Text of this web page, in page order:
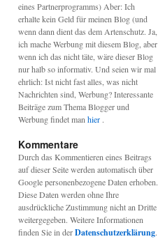
eines Partnerprogramms) Aber: Ich
erhalte kein Geld für meinen Blog (und
wenn dann dient das dem Artenschutz. Ja,
ich mache Werbung mit diesem Blog, aber
wenn ich das nicht täte, wäre dieser Blog
nur halb so informativ. Und seien wir mal
ehrlich: Ist nicht fast alles, was nicht
Nachrichten sind, Werbung? Interessante
Beiträge zum Thema Blogger und
Werbung findet man hier .
Kommentare
Durch das Kommentieren eines Beitrags
auf dieser Seite werden automatisch über
Google personenbezogene Daten erhoben.
Diese Daten werden ohne Ihre
ausdrückliche Zustimmung nicht an Dritte
weitergegeben. Weitere Informationen
finden Sie in derDatenschutzerklärung.